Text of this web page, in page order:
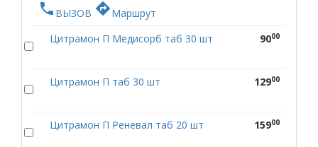
phone ВЫЗОВ directionsМаршрут
Цитрамон П Медисорб таб 30 шт
9000
Цитрамон П таб 30 шт 12900
Цитрамон П Реневал таб 20 шт 15900